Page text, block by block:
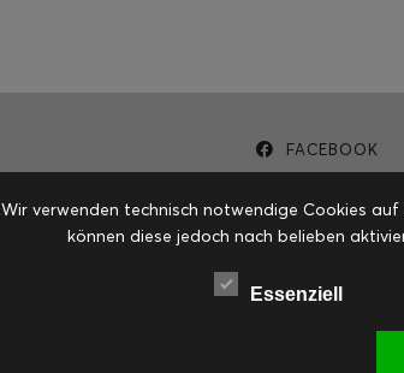
FACEBOOK
Wir verwenden technisch notwendige Cookies
können diese jedoch nach belieben
Essenziell